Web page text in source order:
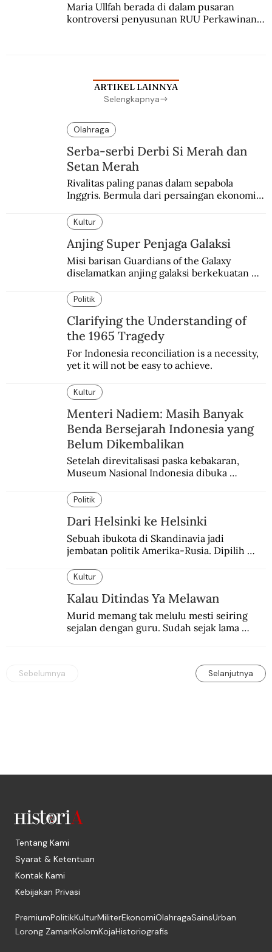
Maria Ullfah berada di dalam pusaran
kontroversi penyusunan RUU Perkawinan.
ARTIKEL LAINNYA
Selengkapnya
Olahraga
Serba-serbi Derbi Si Merah dan
Setan Merah
Rivalitas paling panas dalam sepabola
Inggris. Bermula dari persaingan ekonomi
Kultur
Anjing Super Penjaga Galaksi
Misi barisan Guardians of the Galaxy
diselamatkan anjing galaksi berkekuatan
si martir antariksa Soviet.
Politik
Clarifying the Understanding of
the 1965 Tragedy
For Indonesia reconciliation is a necessity,
yet it will not be easy to achieve.
Kultur
Menteri Nadiem: Masih Banyak
Benda Bersejarah Indonesia yang
Belum Dikembalikan
Setelah direvitalisasi paska kebakaran,
Museum Nasional Indonesia dibuka
Pameran Repatriasi 2024.
Politik
Dari Helsinki ke Helsinki
Sebuah ibukota di Skandinavia jadi
jembatan politik Amerika-Rusia. Dipilih
Kultur
Kalau Ditindas Ya Melawan
Murid memang tak melulu mesti seiring
sejalan dengan guru. Sudah sejak lama
Sebelumnya Selanjutnya
Tentang Kami
Syarat & Ketentuan
Kontak Kami
Kebijakan Privasi
PremiumPolitikKulturMiliterEkonomiOlahragaSainsUrban
Lorong ZamanKolomKojaHistoriografis